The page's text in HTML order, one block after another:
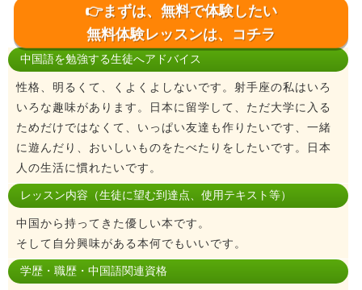
👉まずは、無料で体験したい
無料体験レッスンは、コチラ
中国語を勉強する生徒へアドバイス
性格、明るくて、くよくよしないです。射手座の私はいろ
いろな趣味があります。日本に留学して、ただ大学に入る
ためだけではなくて、いっぱい友達も作りたいです、一緒
に遊んだり、おいしいものをたべたりをしたいです。日本
人の生活に慣れたいです。
レッスン内容（生徒に望む到達点、使用テキスト等）
中国から持ってきた優しい本です。
そして自分興味がある本何でもいいです。
学歴・職歴・中国語関連資格